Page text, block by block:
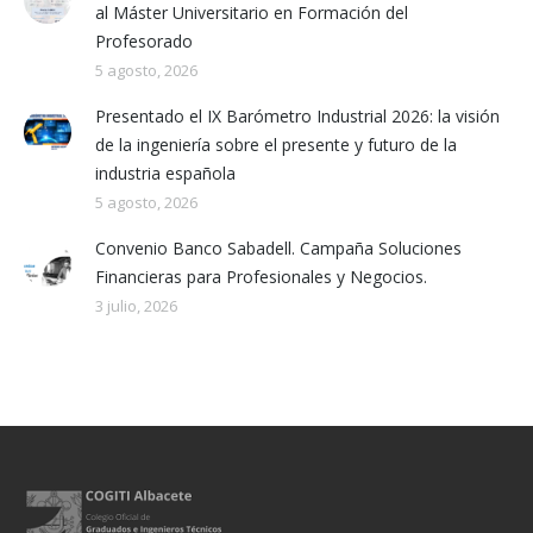
al Máster Universitario en Formación del
Profesorado
5 agosto, 2026
Presentado el IX Barómetro Industrial 2026: la visión
de la ingeniería sobre el presente y futuro de la
industria española
5 agosto, 2026
Convenio Banco Sabadell. Campaña Soluciones
Financieras para Profesionales y Negocios.
3 julio, 2026